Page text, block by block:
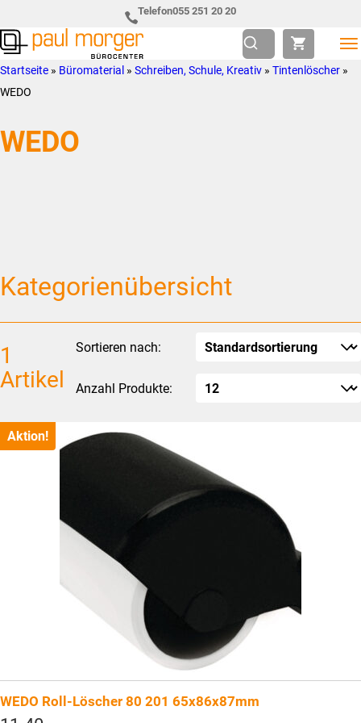
Hauptnavigation
springen
to
main
content
Telefon055 251 20 20
Paul
Morger
Bürocenter
so
individuell
Sie
Startseite » Büromaterial » Schreiben, Schule, Kreativ » Tintenlöscher »
WEDO
WEDO
Kategorienübersicht
1
Artikel
Sortieren nach:
Anzahl Produkte:
Aktion!
WEDO Roll-Löscher 80 201 65x86x87mm